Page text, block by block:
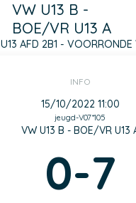
VW U13 B -
BOE/VR U13 A
U13 AFD 2B1 - VOORRONDE
INFO
15/10/2022 11:00
jeugd-V07*105
VW U13 B - BOE/VR U13
0-7